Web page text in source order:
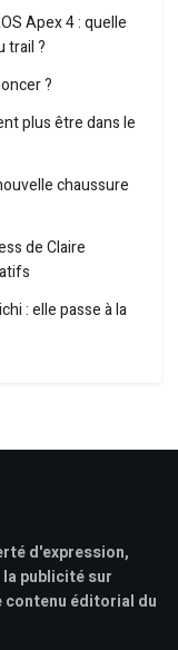
Apex 4 : quelle
trail ?
?
plus être dans le
chaussure
de Claire
: elle passe à la
d'expression,
publicité sur
contenu éditorial du